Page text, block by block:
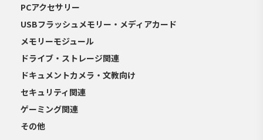
PCアクセサリー
USBフラッシュメモリー・メディアカード
メモリーモジュール
ドライブ・ストレージ関連
ドキュメントカメラ・文教向け
セキュリティ関連
ゲーミング関連
その他